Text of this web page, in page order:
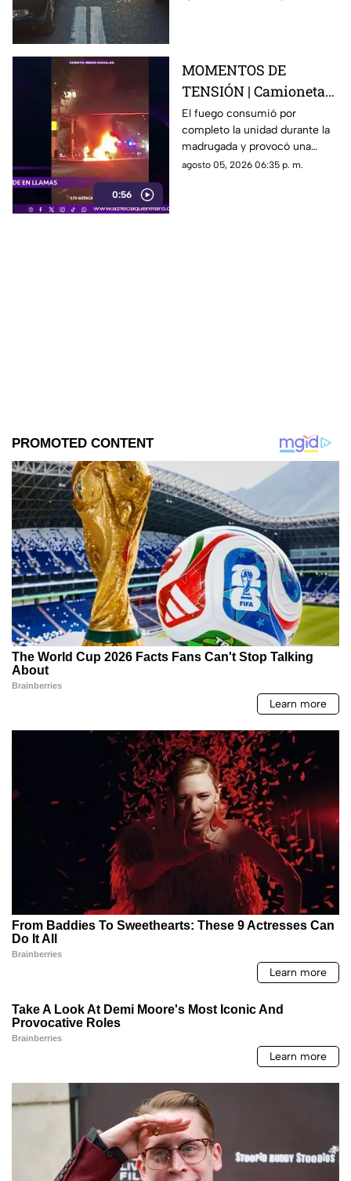
0:56
MOMENTOS DE
TENSIÓN | Camioneta
termina calcinada
sobre avenida
Constituyentes; así se
vivió el momento
El fuego consumió por
completo la unidad durante la
madrugada y provocó una
intensa movilización en una de
agosto 05, 2026 06:35 p. m.